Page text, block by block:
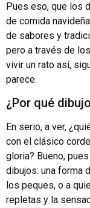
Pues eso, que los
de comida
de sabores y
pero a través de
vivir un rato así,
parece.
¿Por qué
En serio, a ver,
con el clásico
gloria? Bueno,
dibujos: una forma
los peques, o a
repletas y la